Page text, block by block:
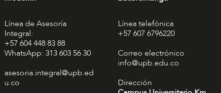
Línea de Asesoría
Integral:
+57 604 448 83 88
WhatsApp: 313 603 56 30
asesoria.integral@upb.ed
u.co
Línea telefónica
+57 607 6796220
Correo electrónico
info@upb.edu.co
Dirección